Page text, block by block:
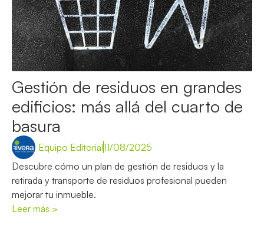
Gestión de residuos en grandes
edificios: más allá del cuarto de
basura
Equipo Editorial11/08/2025
Descubre cómo un plan de gestión de residuos y la
retirada y transporte de residuos profesional pueden
mejorar tu inmueble.
Leer más >